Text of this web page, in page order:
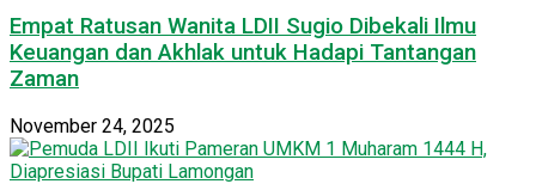
Empat Ratusan Wanita LDII Sugio Dibekali Ilmu
Keuangan dan Akhlak untuk Hadapi Tantangan
Zaman
November 24, 2025